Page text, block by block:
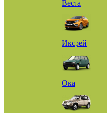
Веста
Иксрей
Ока